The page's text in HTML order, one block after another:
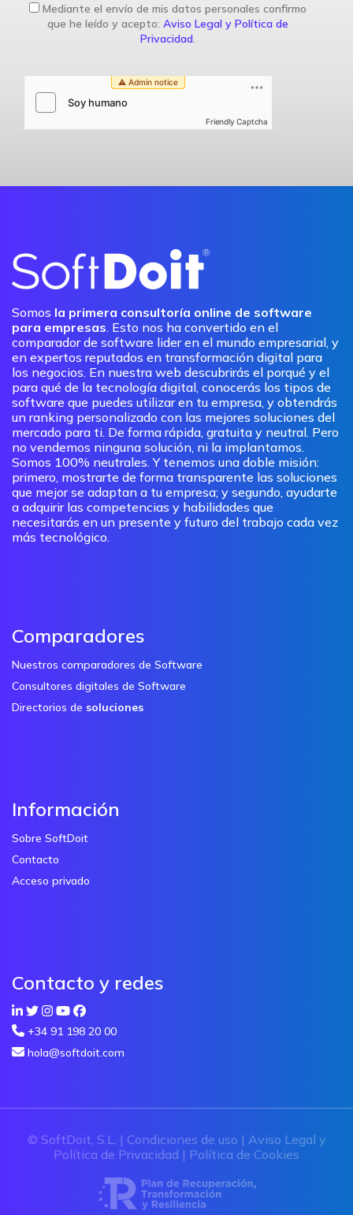
Mediante el envío de mis datos personales confirmo
que he leído y acepto: Aviso Legal y Política de
Privacidad
Friendly Captcha
Somos la primera consultoría online de software
para empresas. Esto nos ha convertido en el
comparador de software lider en el mundo empresarial, y
en expertos reputados en transformación digital para
los negocios. En nuestra web descubrirás el porqué y el
para qué de la tecnología digital, conocerás los tipos de
software que puedes utilizar en tu empresa, y obtendrás
un ranking personalizado con las mejores soluciones del
mercado para ti. De forma rápida, gratuita y neutral. Pero
no vendemos ninguna solución, ni la implantamos.
Somos 100% neutrales. Y tenemos una doble misión:
primero, mostrarte de forma transparente las soluciones
que mejor se adaptan a tu empresa; y segundo, ayudarte
a adquirir las competencias y habilidades que
necesitarás en un presente y futuro del trabajo cada vez
más tecnológico.
Comparadores
Nuestros comparadores de Software
Consultores digitales de Software
Directorios de soluciones
Información
Sobre SoftDoit
Contacto
Acceso privado
Contacto y redes
+34 91 198 20 00
hola@softdoit.com
© SoftDoit, S.L. | Condiciones de uso | Aviso Legal y
Política de Privacidad | Política de Cookies